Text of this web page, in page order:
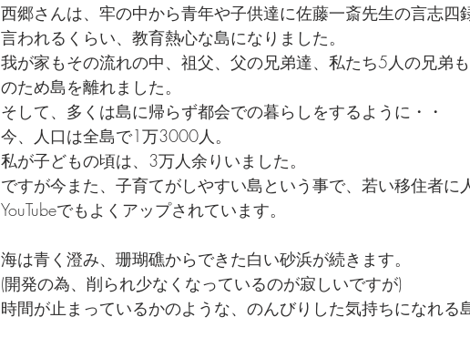
西郷さんは、牢の中から青年や子供達に佐藤一斎先生の言志四
言われるくらい、教育熱心な島になりました。
我が家もその流れの中、祖父、父の兄弟達、私たち5人の兄弟
のため島を離れました。
そして、多くは島に帰らず都会での暮らしをするように・・
今、人口は全島で1万3000人。
私が子どもの頃は、3万人余りいました。
ですが今また、子育てがしやすい島という事で、若い移住者に
YouTubeでもよくアップされています。
海は青く澄み、珊瑚礁からできた白い砂浜が続きます。
(開発の為、削られ少なくなっているのが寂しいですが)
時間が止まっているかのような、のんびりした気持ちになれる